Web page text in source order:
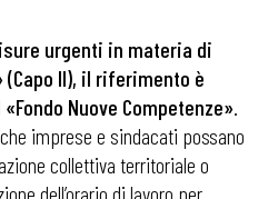
urgenti in materia di
II), il riferimento è
Nuove Competenze».
imprese e sindacati possano
collettiva territoriale o
dell’orario di lavoro per